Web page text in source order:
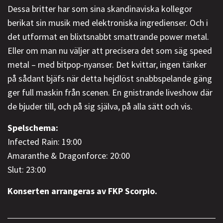
Dessa britter har som sina skandinaviska kollegor
berikat sin musik med elektroniska ingredienser. Och i
det utformat en blixtsnabbt smattrande power metal.
Eller om man nu väljer att precisera det som säg speed
metal – med bitpop-nyanser. Det kvittar, ingen tänker
på sådant bjäfs när detta hejdlöst snabbspelande gäng
ger full maskin från scenen. En gnistrande liveshow där
de bjuder till, och på sig själva, på alla sätt och vis.
Spelschema:
Infected Rain: 19:00
Amaranthe & Dragonforce: 20:00
Slut: 23:00
Konserten arrangeras av FKP Scorpio.